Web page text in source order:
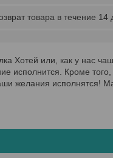
товара в течение 14
Хотей или, как у нас
исполнится. Кроме
желания исполнятся!